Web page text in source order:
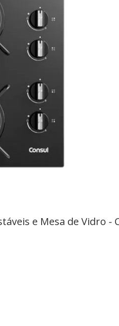
Cooktop 4 Bocas a Gás Consul com Grades